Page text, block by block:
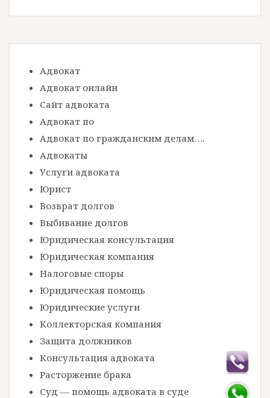
Адвокат
Адвокат онлайн
Сайт адвоката
Адвокат по
Адвокат по гражданским делам….
Адвокаты
Услуги адвоката
Юрист
Возврат долгов
Выбивание долгов
Юридическая консультация
Юридическая компания
Налоговые споры
Юридическая помощь
Юридические услуги
Коллекторская компания
Защита должников
Консультация адвоката
Расторжение брака
Суд — помощь адвоката в суде